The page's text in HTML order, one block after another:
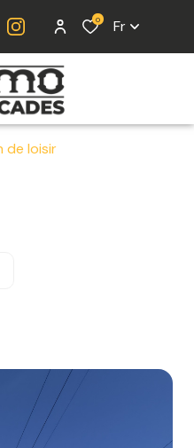
0 Fr
de loisir